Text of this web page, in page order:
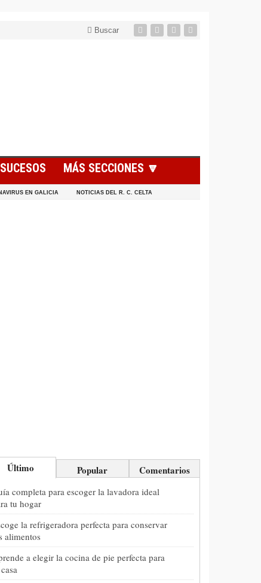
Buscar
MÁS SECCIONES 🔽
EN GALICIA NOTICIAS DEL R. C. CELTA
Último Popular Comentarios
completa para escoger la lavadora ideal
tu hogar
la refrigeradora perfecta para conservar
alimentos
a elegir la cocina de pie perfecta para